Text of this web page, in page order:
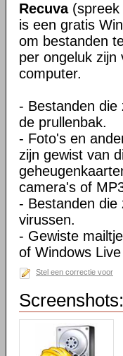
Recuva(spreek
is een gratis
om bestanden
per ongeluk zijn
computer.
- Bestanden die
de prullenbak.
- Foto's en
zijn gewist van
camera's of
- Bestanden die
virussen.
- Gewiste
of Windows
Stel een correctie voor
Screenshots: